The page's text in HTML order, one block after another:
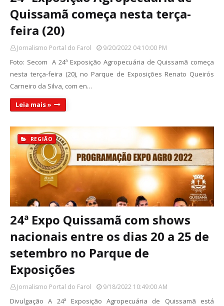
Quissamã começa nesta terça-
feira (20)
Jornalismo Portal do Farol 9/20/2022 04:10:00 PM
Foto: Secom A 24ª Exposição Agropecuária de Quissamã começa
nesta terça-feira (20), no Parque de Exposições Renato Queirós
Carneiro da Silva, com en…
Leia mais »
REGIÃO
24ª Expo Quissamã com shows
nacionais entre os dias 20 a 25 de
setembro no Parque de
Exposições
Jornalismo Portal do Farol 9/18/2022 10:49:00 AM
Divulgação A 24ª Exposição Agropecuária de Quissamã está